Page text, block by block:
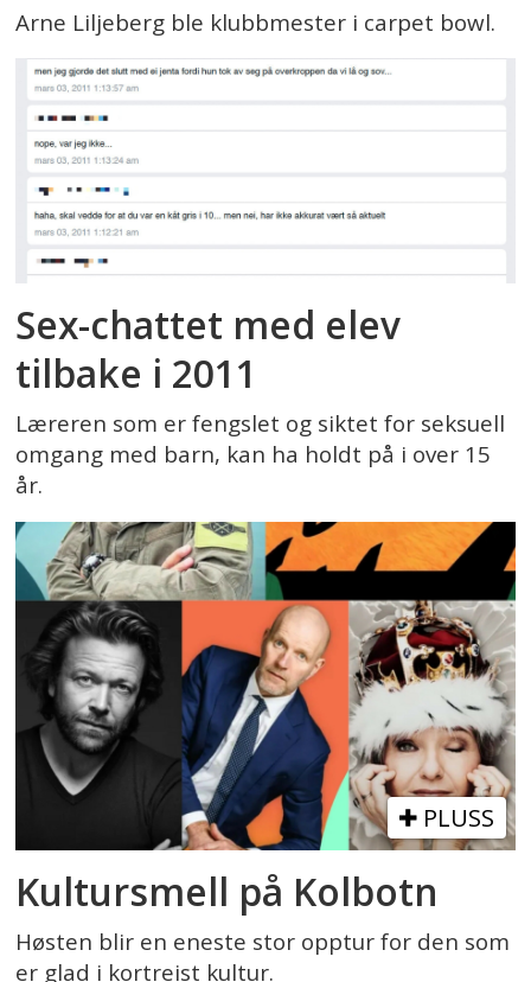
Arne Liljeberg ble klubbmester i carpet bowl.
Sex-chattet med elev
tilbake i 2011
Læreren som er fengslet og siktet for seksuell
omgang med barn, kan ha holdt på i over 15
år.
PLUSS
Kultursmell på Kolbotn
Høsten blir en eneste stor opptur for den som
er glad i kortreist kultur.